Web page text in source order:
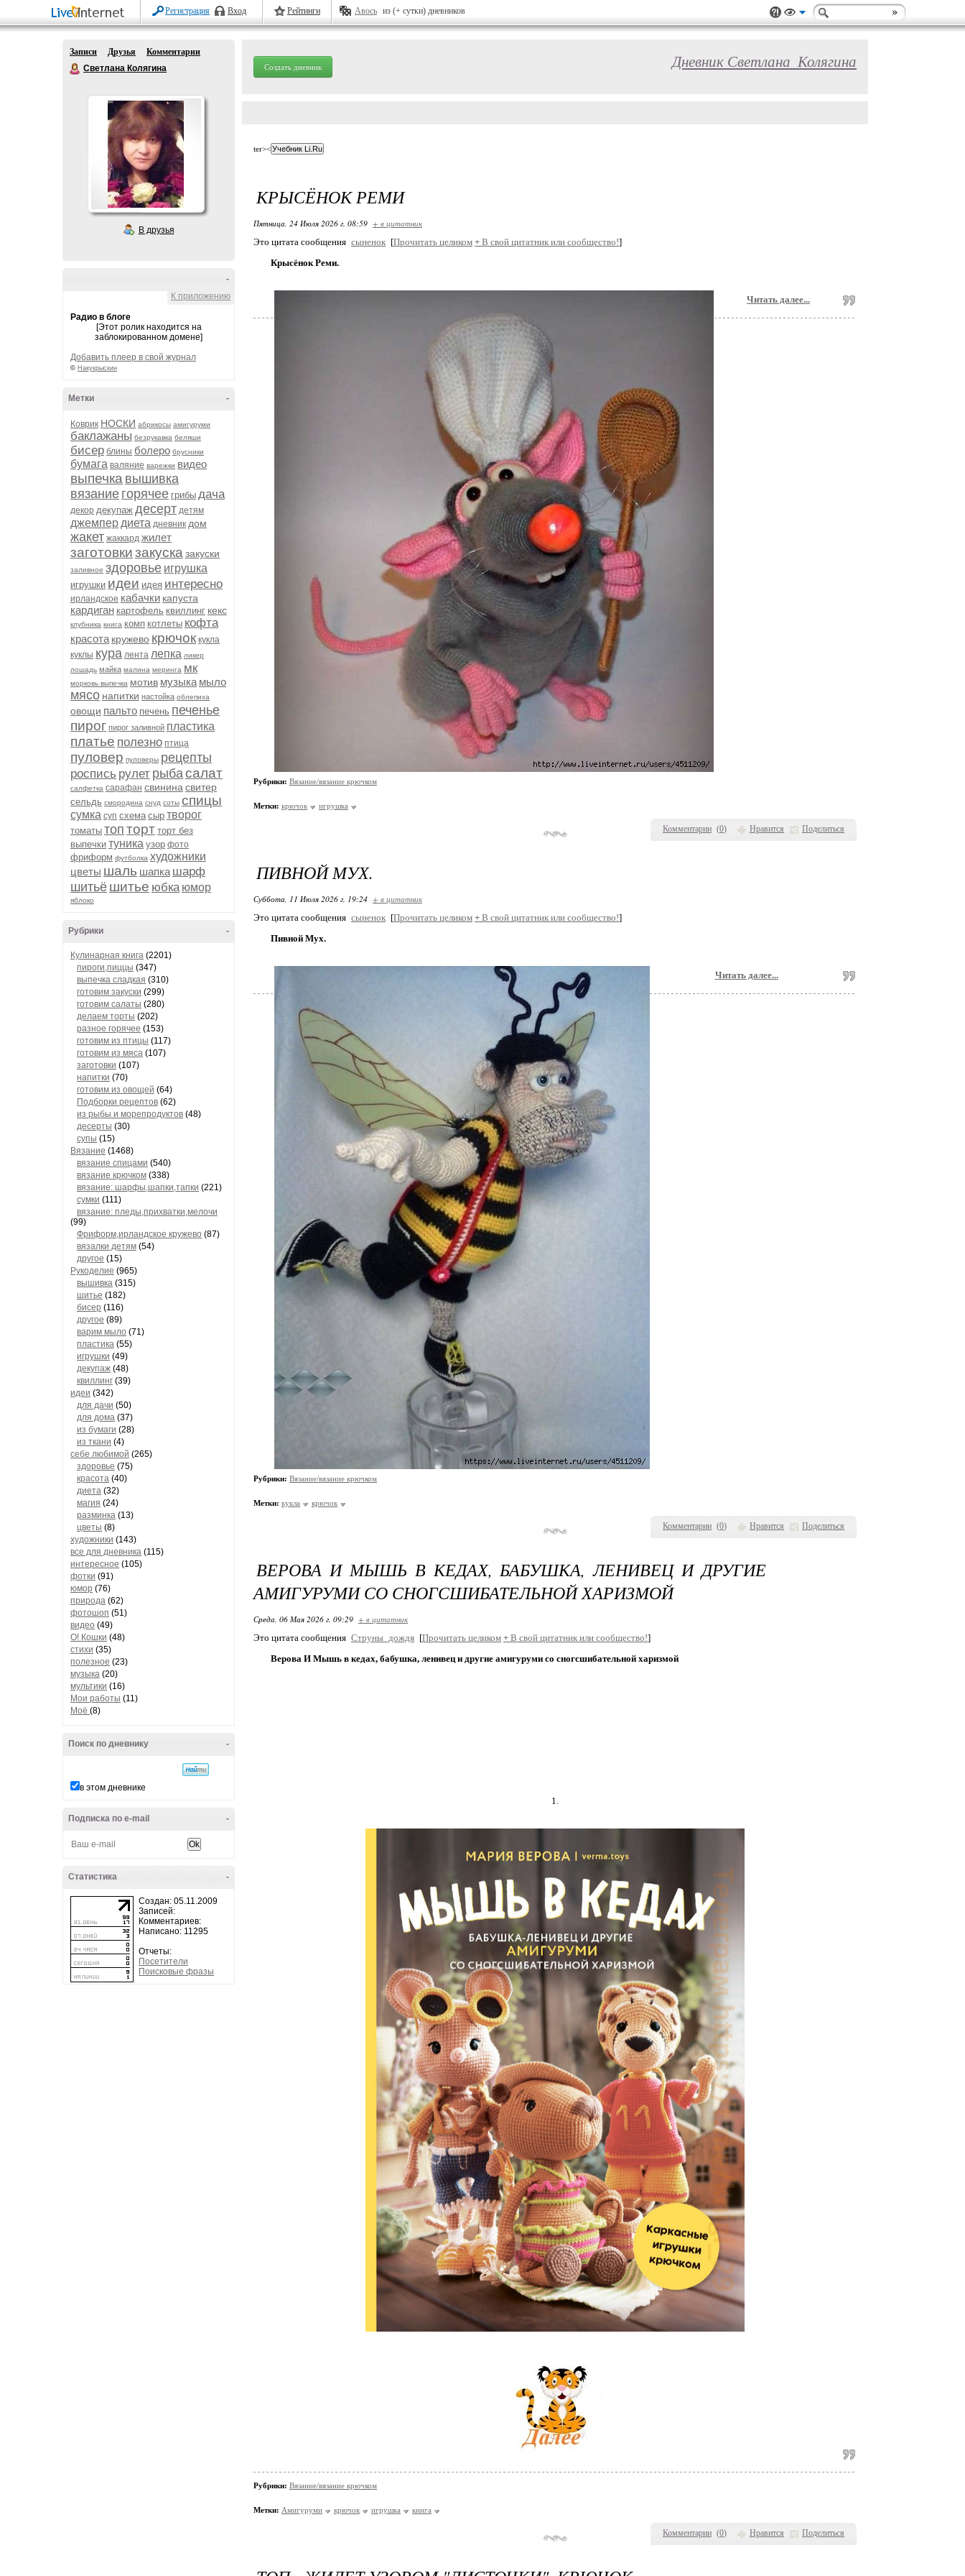
Регистрация Вход Рейтинги Авось из (+ сутки) дневников
Записи Друзья
Комментарии
Светлана Колягина
В друзья
-
К приложению
Радио в блоге
[Этот ролик находится на
заблокированном домене]
Добавить плеер в свой журнал
© Накукрыскин
-
Метки
Коврик НОСКИ абрикосы амигуруми
баклажаны безрукавка беляши
бисер блины болеро брусники
бумага валяние варежки видео
выпечка вышивка
вязание горячее грибы дача
декор декупаж десерт детям
джемпер диета дневник дом
жакет жаккард жилет
заготовкизакуска закуски
заливное здоровье игрушка
игрушки идеи идея интересно
ирландское кабачки капуста
кардиган картофель квиллинг кекс
клубника книга комп котлеты кофта
красота кружево крючок кукла
куклы кура лента лепка ликер
лошадь майка малина меринга мк
морковь выпечка мотив музыка мыло
мясо напитки настойка облепиха
овощи пальто печень печенье
пирог пирог заливной пластика
платье полезно птица
пуловер пуловеры рецепты
роспись рулет рыбасалат
салфетка сарафан свинина свитер
сельдь смородина снуд соты спицы
сумка суп схема сыр творог
томаты топ торт торт без
выпечки туника узор фото
фриформ футболка художники
цветы шаль шапка шарф
шитьё шитье юбка юмор
яблоко
-
Рубрики
Кулинарная книга (2201)
пироги,пиццы (347)
выпечка сладкая (310)
готовим закуски (299)
готовим салаты (280)
делаем торты (202)
разное горячее (153)
готовим из птицы (117)
готовим из мяса (107)
заготовки (107)
напитки (70)
готовим из овощей (64)
Подборки рецептов (62)
из рыбы и морепродуктов (48)
десерты (30)
супы (15)
Вязание (1468)
вязание спицами (540)
вязание крючком (338)
вязание: шарфы,шапки,тапки (221)
сумки (111)
вязание: пледы,прихватки,мелочи
(99)
Фриформ,ирландское кружево (87)
вязалки детям (54)
другое (15)
Рукоделие (965)
вышивка (315)
шитье (182)
бисер (116)
другое (89)
варим мыло (71)
пластика (55)
игрушки (49)
декупаж (48)
квиллинг (39)
идеи (342)
для дачи (50)
для дома (37)
из бумаги (28)
из ткани (4)
себе любимой (265)
здоровье (75)
красота (40)
диета (32)
магия (24)
разминка (13)
цветы (8)
художники (143)
все для дневника (115)
интересное (105)
фотки (91)
юмор (76)
природа (62)
фотошоп (51)
видео (49)
О! Кошки (48)
стихи (35)
полезное (23)
музыка (20)
мультики (16)
Мои работы (11)
Моё (8)
-
Поиск по дневнику
в этом дневнике
-
Подписка по e-mail
-
Статистика
Создан: 05.11.2009
Записей:
Комментариев:
Написано: 11295
Отчеты:
Посетители
Поисковые фразы
Создать дневник Дневник Светлана_Колягина
ter><
Комментарии (0) Нравится Поделиться
КРЫСЁНОК РЕМИ
Пятница, 24 Июля 2026 г. 08:59 + в цитатник
Это цитата сообщения сыненок [Прочитать целиком + В свой цитатник или сообщество!]
Крысёнок Реми.
Читать далее...
Рубрики: Вязание/вязание крючком
Метки: крючок игрушка
Комментарии (0) Нравится Поделиться
ПИВНОЙ МУХ.
Суббота, 11 Июля 2026 г. 19:24 + в цитатник
Это цитата сообщения сыненок [Прочитать целиком + В свой цитатник или сообщество!]
Пивной Мух.
Читать далее...
Рубрики: Вязание/вязание крючком
Метки: кукла крючок
Комментарии (0) Нравится Поделиться
ВЕРОВА И МЫШЬ В КЕДАХ, БАБУШКА, ЛЕНИВЕЦ И ДРУГИЕ
АМИГУРУМИ СО СНОГСШИБАТЕЛЬНОЙ ХАРИЗМОЙ
Среда, 06 Мая 2026 г. 09:29 + в цитатник
Это цитата сообщения Струны_дождя [Прочитать целиком + В свой цитатник или сообщество!]
Верова И Мышь в кедах, бабушка, ленивец и другие амигуруми со сногсшибательной харизмой
1.
Рубрики: Вязание/вязание крючком
Метки: Амигуруми крючок игрушка книга